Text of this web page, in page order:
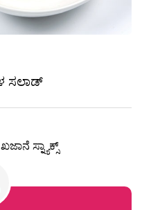
ಸಲಾಡ್
ಸ್ನ್ಯಾಕ್ಸ್